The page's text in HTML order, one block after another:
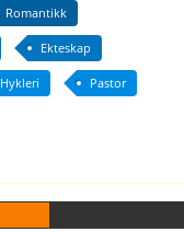
Romantikk
Ekteskap
Hykleri Pastor